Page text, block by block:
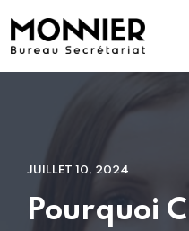
JUILLET 10, 2024
Pourquoi